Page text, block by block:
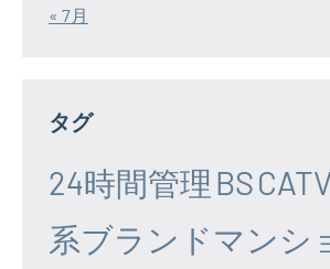
« 7月
タグ
24時間管理 BSCATV
系ブランドマンシ